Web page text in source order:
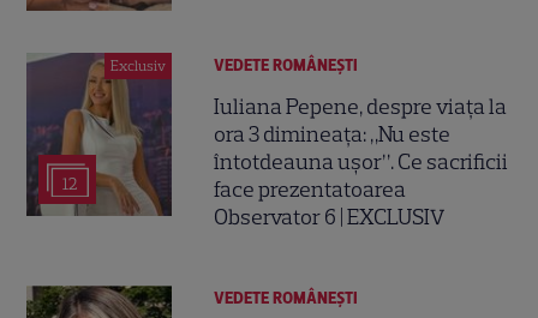
Exclusiv
12
VEDETE ROMÂNEŞTI
Iuliana Pepene, despre viața la
ora 3 dimineața: „Nu este
întotdeauna ușor”. Ce sacrificii
face prezentatoarea
Observator 6 | EXCLUSIV
VEDETE ROMÂNEŞTI